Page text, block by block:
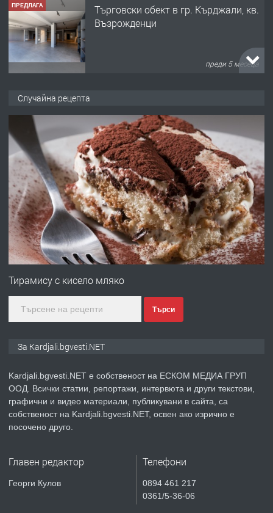
ПРЕДЛАГА
Tърговски обект в гр. Кърджали, кв.
Възрожденци
преди 5 месеца
преди 6 месеца
ПРЕДЛАГА
Заведение /ресторант, бистро/ в с.
Чакаларово, община Кирково
преди 7 месеца
ПРЕДЛАГА
Гараж под наем в супер център
на язовир Студен кладенец 331м2 |
преди 1 година
ПРЕДЛАГА
Курс
Случайна рецепта
Тирамису с кисело мляко
Търси
За Kardjali.bgvesti.NET
Kardjali.bgvesti.NET е собственост на ЕСКОМ МЕДИА ГРУП
ООД. Всички статии, репортажи, интервюта и други текстови,
графични и видео материали, публикувани в сайта, са
собственост на Kardjali.bgvesti.NET, освен ако изрично е
посочено друго.
Главен редактор
Георги Кулов
Телефони
0894 461 217
0361/5-36-06